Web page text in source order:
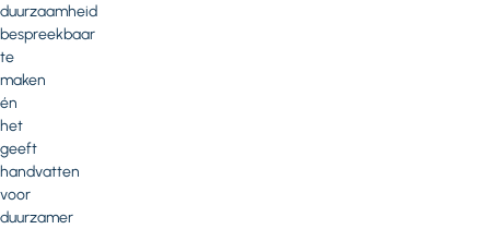
duurzaamheid
bespreekbaar
te
maken
én
het
geeft
handvatten
voor
duurzamer